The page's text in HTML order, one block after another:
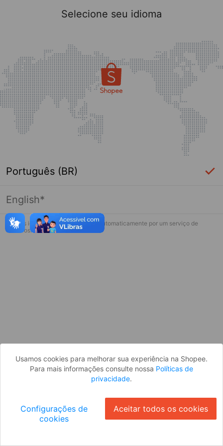
Página indisponível
Desculpe, algo deu errado. Faça login
Selecione seu idioma
Português (BR)
English*
* Esses idiomas serão traduzidos automaticamente por um serviço de
terceiros.
Usamos cookies para melhorar sua experiência na Shopee.
Para mais informações consulte nossa Políticas de
privacidade.
Configurações de
cookies
Aceitar todos os cookies